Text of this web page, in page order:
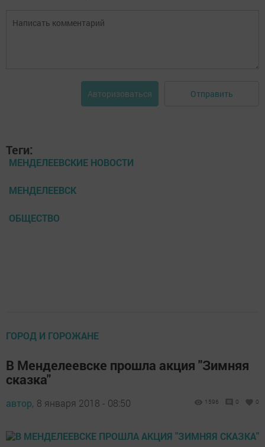
Авторизоваться Отправить
Теги:
МЕНДЕЛЕЕВСКИЕ НОВОСТИ
МЕНДЕЛЕЕВСК
ОБЩЕСТВО
ГОРОД И ГОРОЖАНЕ
В Менделеевске прошла акция "Зимняя
сказка"
автор, 8 января 2018 - 08:50 1596 0 0